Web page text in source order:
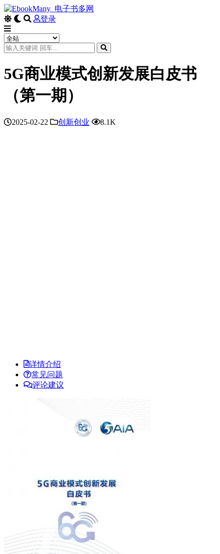
登录
5G商业模式创新发展白皮书
（第一期）
2025-02-22 创新创业 8.1K
详情介绍
常见问题
评论建议